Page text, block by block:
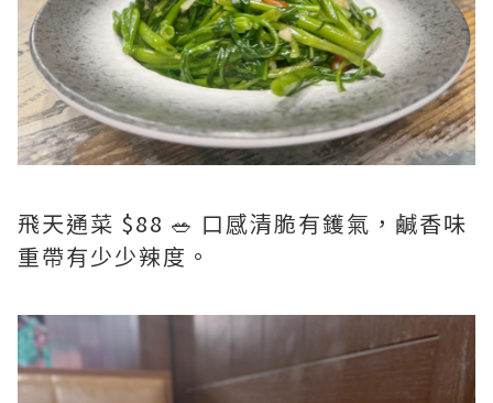
飛天通菜 $88 🥗 口感清脆有鑊氣，鹹香味
重帶有少少辣度。